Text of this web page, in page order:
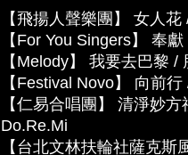
【飛揚人聲樂團】 女人
【For You Singers】 奉
【Melody】 我要去巴黎 /
【Festival Novo】 向前
【仁易合唱團】 清淨妙
Do.Re.Mi
【台北文林扶輪社薩克